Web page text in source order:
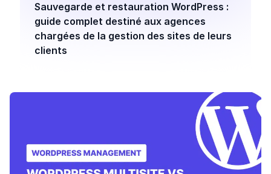
Sauvegarde et restauration WordPress :
guide complet destiné aux agences
chargées de la gestion des sites de leurs
clients